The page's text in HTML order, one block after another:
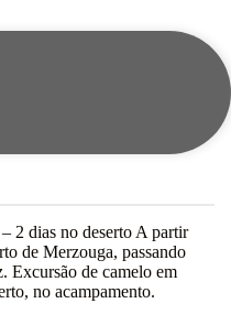
2 dias no deserto A partir
de Merzouga, passando
Excursão de camelo em
no acampamento.